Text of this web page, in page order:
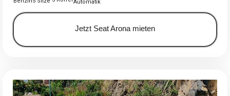
Automatik
Jetzt Seat Arona mieten